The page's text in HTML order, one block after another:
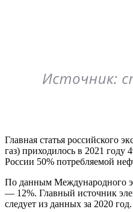
Главная статья российского
газ) приходилось в 2021 году
России 50% потребляемой
По данным Международного
— 12%. Главный источник
следует из данных за 2020 год.